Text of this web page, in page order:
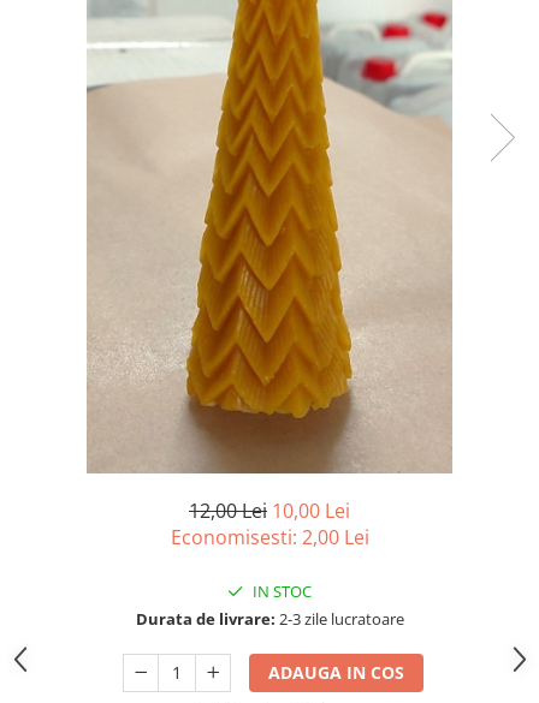
Vopsea/intretinere stupi
12,00 Lei 10,00 Lei
Economisesti: 2,00 Lei
IN STOC
Durata de livrare: 2-3 zile lucratoare
ADAUGA IN COS